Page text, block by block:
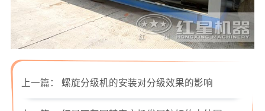
上一篇： 螺旋分级机的安装对分级效果的影响